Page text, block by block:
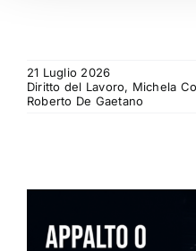
21 Luglio 2026
Diritto del Lavoro, Michela
Roberto De Gaetano